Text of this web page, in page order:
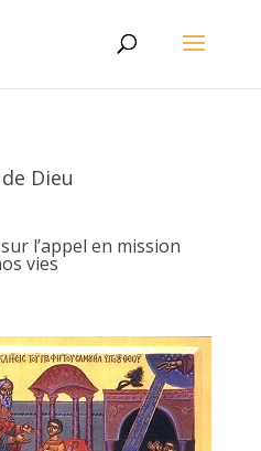
Dieu
l’appel en mission
vies